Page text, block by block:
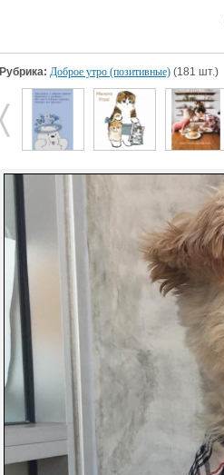
Рубрика: Доброе утро (позитивные) (181 шт.)